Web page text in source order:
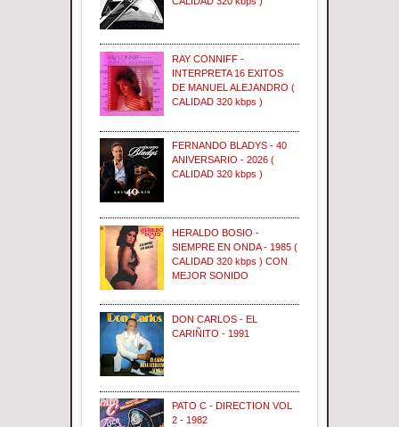
RAY CONNIFF -
INTERPRETA 16 EXITOS
DE MANUEL ALEJANDRO (
CALIDAD 320 kbps )
FERNANDO BLADYS - 40
ANIVERSARIO - 2026 (
CALIDAD 320 kbps )
HERALDO BOSIO -
SIEMPRE EN ONDA - 1985 (
CALIDAD 320 kbps ) CON
MEJOR SONIDO
DON CARLOS - EL
CARIÑITO - 1991
PATO C - DIRECTION VOL
2 - 1982